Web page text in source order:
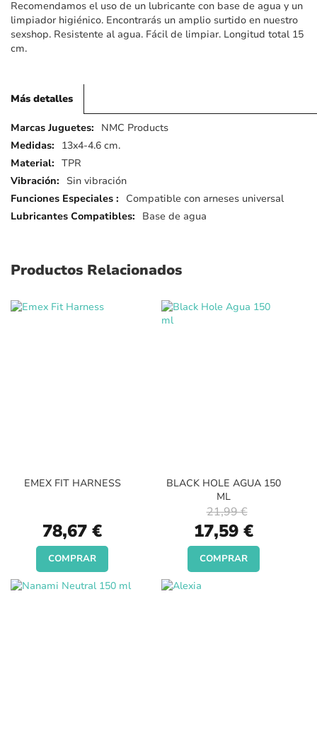
Recomendamos el uso de un lubricante con base de agua y un
limpiador higiénico. Encontrarás un amplio surtido en nuestro
sexshop. Resistente al agua. Fácil de limpiar. Longitud total 15
cm.
Más detalles
Más
detalles
NMC Products
13x4-4.6 cm.
TPR
Sin vibración
Compatible con arneses universal
Base de agua
Productos Relacionados
EMEX FIT HARNESS
78,67 €
COMPRAR
BLACK HOLE AGUA 150
ML
Special
Price
17,59 €
21,99 €
COMPRAR